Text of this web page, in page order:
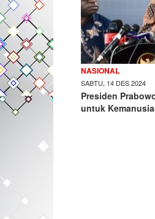
NASIONAL
SABTU, 14 DES 2024
Presiden
untuk